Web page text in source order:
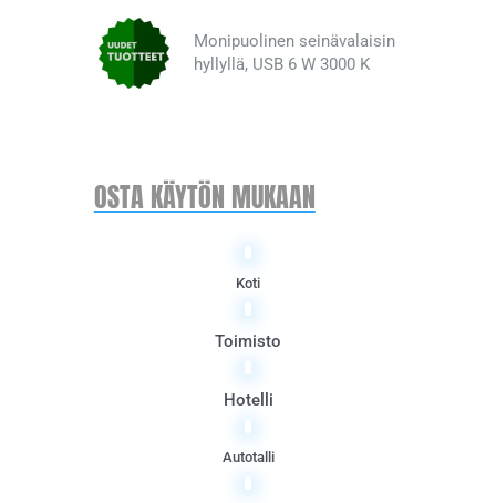
Monipuolinen seinävalaisin
hyllyllä, USB 6 W 3000 K
OSTA KÄYTÖN MUKAAN
Koti
Toimisto
Hotelli
Autotalli